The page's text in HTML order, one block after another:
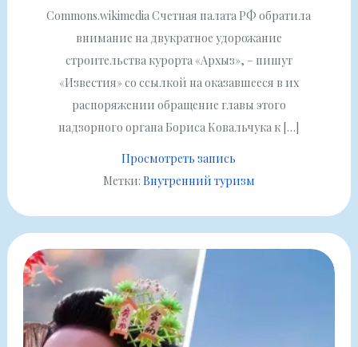
Commons.wikimedia Счетная палата РФ обратила
внимание на двукратное удорожание
строительства курорта «Архыз», – пишут
«Известия» со ссылкой на оказавшееся в их
распоряжении обращение главы этого
надзорного органа Бориса Ковальчука к […]
Просмотреть запись
Метки: Внутренний туризм